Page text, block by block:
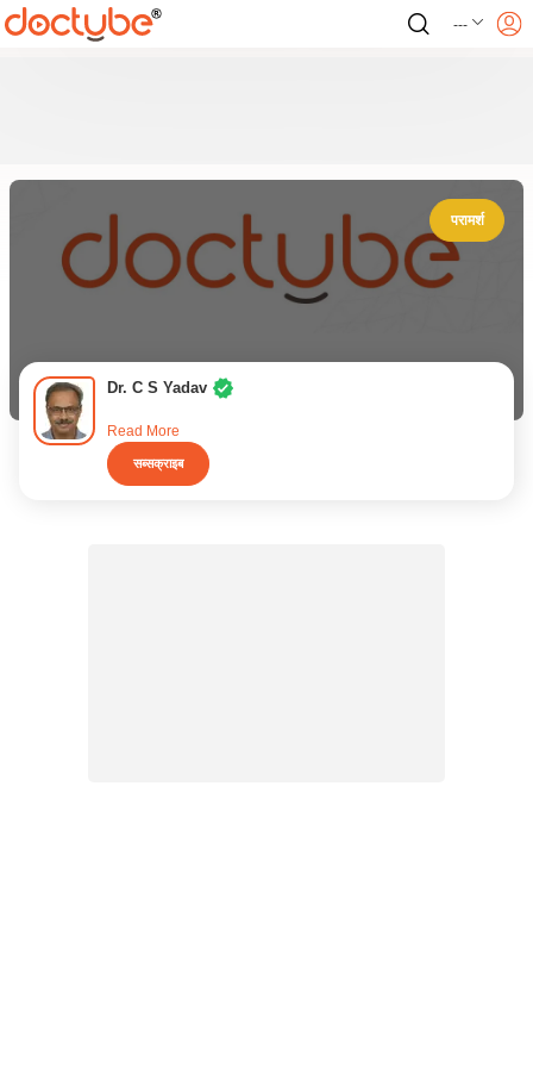
---
परामर्श
Dr. C S Yadav
Read More
सब्सक्राइब